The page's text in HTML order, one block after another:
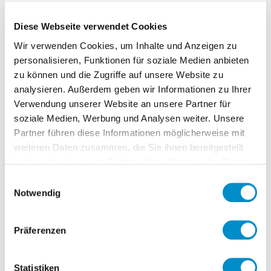
Diese Webseite verwendet Cookies
Wir verwenden Cookies, um Inhalte und Anzeigen zu
personalisieren, Funktionen für soziale Medien anbieten
zu können und die Zugriffe auf unsere Website zu
analysieren. Außerdem geben wir Informationen zu Ihrer
Verwendung unserer Website an unsere Partner für
soziale Medien, Werbung und Analysen weiter. Unsere
Partner führen diese Informationen möglicherweise mit
weiteren Daten zusammen, die Sie ihnen bereitgestellt
Notwendig
Präferenzen
Statistiken
Kunden ein positives Serviceerlebnis zu
bietenund diese an sich zu binden.
Hierbei ist die Integration von neuen
Technologien in bestehende Strukturen
und Prozesse essentiell. Gelingt dies,
haben traditionelle Banken durch ihre
Kundenbasis sowie die verfügbaren
Kundendaten einen klaren
Datenanalyse ist der
Schlüssel zum Erfolg
entsprechende Analysen sind